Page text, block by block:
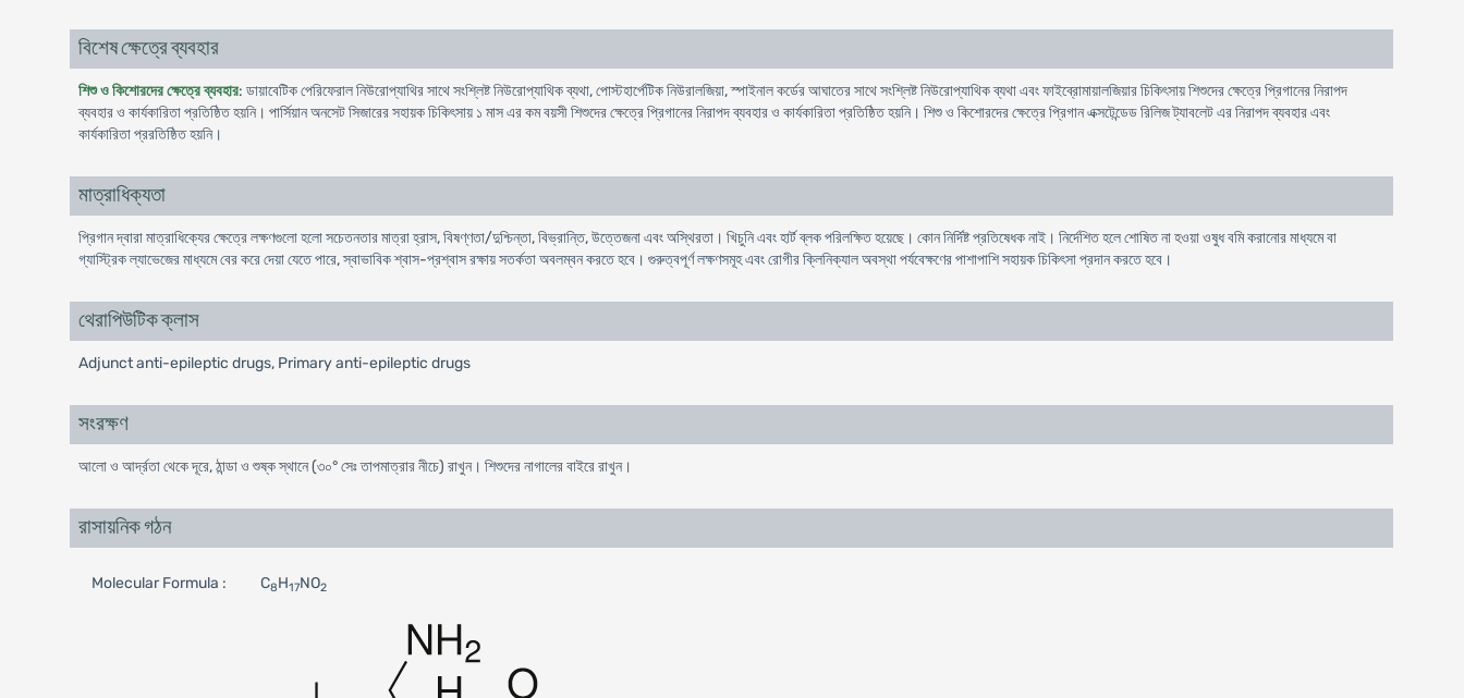
বিশেষ ক্ষেত্রে ব্যবহার
শিশু ও কিশোরদের ক্ষেত্রে ব্যবহার: ডায়াবেটিক পেরিফেরাল নিউরোপ্যাথির সাথে সংশ্লিষ্ট নিউরোপ্যাথিক ব্যথা, পোস্টহার্পেটিক নিউরালজিয়া, স্পাইনাল কর্ডের আঘাতের সাথে সংশ্লিষ্ট নিউরোপ্যাথিক ব্যথা এবং ফাইব্রোমায়ালজিয়ার চিকিৎসায় শিশুদের ক্ষেত্রে প্রিগানের নিরাপদ
ব্যবহার ও কার্যকারিতা প্রতিষ্ঠিত হয়নি। পার্সিয়ান অনসেট সিজারের সহায়ক চিকিৎসায় ১ মাস এর কম বয়সী শিশুদের ক্ষেত্রে প্রিগানের নিরাপদ ব্যবহার ও কার্যকারিতা প্রতিষ্ঠিত হয়নি। শিশু ও কিশোরদের ক্ষেত্রে প্রিগান এক্সটেন্ডেড রিলিজ ট্যাবলেট এর নিরাপদ ব্যবহার এবং
কার্যকারিতা প্ররতিষ্ঠিত হয়নি।
মাত্রাধিক্যতা
প্রিগান দ্বারা মাত্রাধিক্যের ক্ষেত্রে লক্ষণগুলো হলো সচেতনতার মাত্রা হ্রাস, বিষণ্ণতা/দুশ্চিন্তা, বিভ্রান্তি, উত্তেজনা এবং অস্থিরতা। খিচুনি এবং হার্ট ব্লক পরিলক্ষিত হয়েছে। কোন নির্দিষ্ট প্রতিষেধক নাই। নির্দেশিত হলে শোষিত না হওয়া ওষুধ বমি করানোর মাধ্যমে বা
গ্যাস্ট্রিক ল্যাভেজের মাধ্যমে বের করে দেয়া যেতে পারে, স্বাভাবিক শ্বাস-প্রশ্বাস রক্ষায় সতর্কতা অবলম্বন করতে হবে। গুরুত্বপূর্ণ লক্ষণসমূহ এবং রোগীর ক্লিনিক্যাল অবস্থা পর্যবেক্ষণের পাশাপাশি সহায়ক চিকিৎসা প্রদান করতে হবে।
থেরাপিউটিক ক্লাস
Adjunct anti-epileptic drugs, Primary anti-epileptic drugs
সংরক্ষণ
আলো ও আর্দ্রতা থেকে দূরে, ঠান্ডা ও শুষ্ক স্থানে (৩০° সেঃ তাপমাত্রার নীচে) রাখুন। শিশুদের নাগালের বাইরে রাখুন।
রাসায়নিক গঠন
Molecular Formula : C8H17NO2